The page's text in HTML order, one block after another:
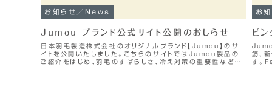
お知らせ／News
Jumou ブランド公式サイト公開のおしらせ
日本羽毛製造株式会社のオリジナルブランド【Jumou】のサ
イトを公開いたしました。こちらのサイトではJumou製品の
ご紹介をはじめ、羽毛のすばらしさ、冷え対策の重要性などを
お
ピ
筋、
す。